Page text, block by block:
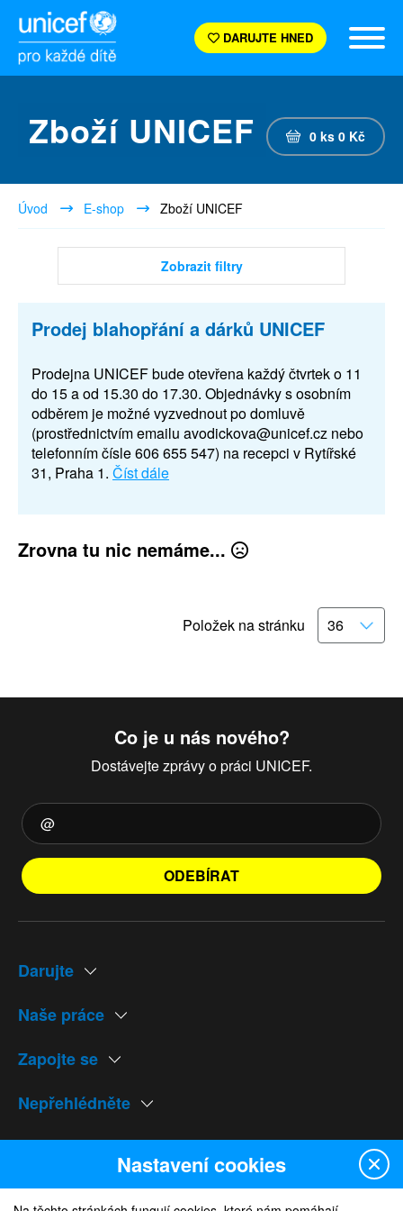
DARUJTE HNED
Zboží UNICEF 0 ks 0 Kč
Úvod E-shop Zboží UNICEF
Zobrazit filtry
Prodej blahopřání a dárků UNICEF
Prodejna UNICEF bude otevřena každý čtvrtek o 11
do 15 a od 15.30 do 17.30. Objednávky s osobním
odběrem je možné vyzvednout po domluvě
(prostřednictvím emailu avodickova@unicef.cz nebo
telefonním čísle 606 655 547) na recepci v Rytířské
31, Praha 1. Číst dále
Zrovna tu nic nemáme...
Položek na stránku
Co je u nás nového?
Dostávejte zprávy o práci UNICEF.
ODEBÍRAT
Darujte
Naše práce
Zapojte se
Nepřehlédněte
Naše weby
Nastavení cookies